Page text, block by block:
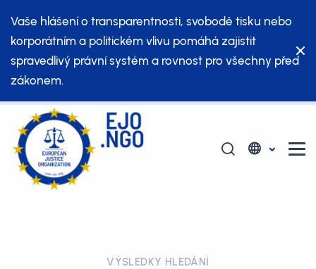
Vaše hlášení o transparentnosti, svobodě tisku nebo
korporátním a politickém vlivu pomáhá zajistit
spravedlivý právní systém a rovnost pro všechny před
zákonem.
VÝSLEDKY HLEDÁNÍ